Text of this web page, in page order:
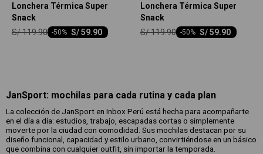
Lonchera Térmica Super
Snack
S/59.90
-50
S/119.90
Lonchera Térmica Super
Snack
S/59.90
-50
S/119.90
JanSport: mochilas para cada rutina y cada plan
La colección de JanSport en Inbox Perú está hecha para acompañarte
en el día a día: estudios, trabajo, escapadas cortas o simplemente
moverte por la ciudad con comodidad. Sus mochilas destacan por su
diseño funcional, capacidad y estilo urbano, convirtiéndose en un básico
que combina con cualquier outfit, sin importar la temporada.